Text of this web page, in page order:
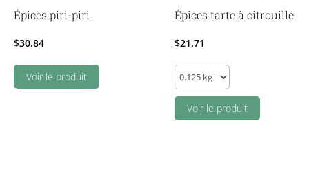
Épices piri-piri
$30.84
Voir le produit
Épices tarte à citrouille
$21.71
Épices
tarte
Voir le produit